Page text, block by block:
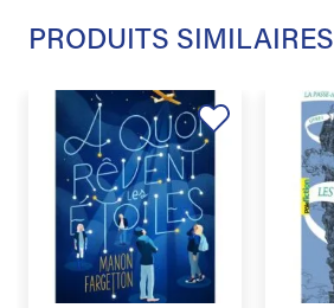
PRODUITS SIMILAIRES
Ajouter
liste de
souhaits